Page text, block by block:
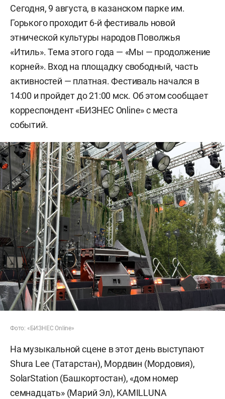
Сегодня, 9 августа, в казанском парке им.
Горького проходит 6-й фестиваль новой
этнической культуры народов Поволжья
«Итиль». Тема этого года — «Мы — продолжение
корней». Вход на площадку свободный, часть
активностей — платная. Фестиваль начался в
14:00 и пройдет до 21:00 мск. Об этом сообщает
корреспондент «БИЗНЕС Online» с места
событий.
Фото: «БИЗНЕС Online»
На музыкальной сцене в этот день выступают
Shura Lee (Татарстан), Мордвин (Мордовия),
SolarStation (Башкортостан), «дом номер
семнадцать» (Марий Эл), KAMILLUNA